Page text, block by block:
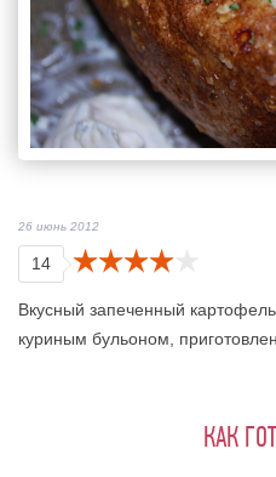
26 июнь 2012
14
Вкусный запеченный
куриным бульоном,
КАК